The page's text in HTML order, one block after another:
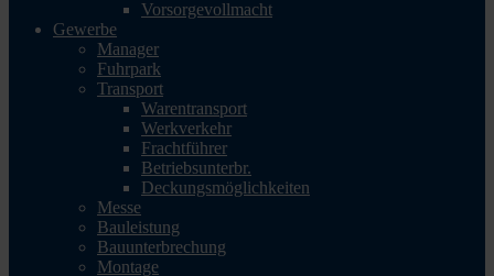
Vorsorgevollmacht
Gewerbe
Manager
Fuhrpark
Transport
Warentransport
Werkverkehr
Frachtführer
Betriebsunterbr.
Deckungsmöglichkeiten
Messe
Bauleistung
Bauunterbrechung
Montage